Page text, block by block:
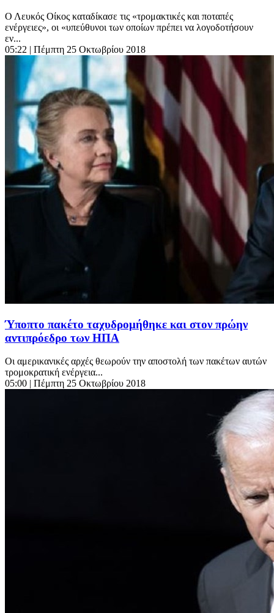
Ο Λευκός Οίκος καταδίκασε τις «τρομακτικές και ποταπές
ενέργειες», οι «υπεύθυνοι των οποίων πρέπει να λογοδοτήσουν
εν...
05:22 | Πέμπτη 25 Οκτωβρίου 2018
Ύποπτο πακέτο ταχυδρομήθηκε και στον πρώην
αντιπρόεδρο των ΗΠΑ
Οι αμερικανικές αρχές θεωρούν την αποστολή των πακέτων αυτών
τρομοκρατική ενέργεια...
05:00 | Πέμπτη 25 Οκτωβρίου 2018